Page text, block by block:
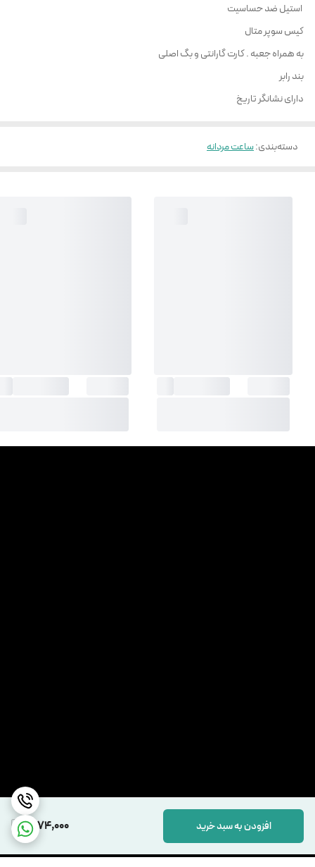
6,174,000 افزودن به سبد خرید
استیل ضد حساسیت
کیس سوپر متال
به همراه جعبه . کارت گارانتی و بگ اصلی
بند رابر
دارای نشانگر تاریخ
دسته‌بندی:ساعت مردانه